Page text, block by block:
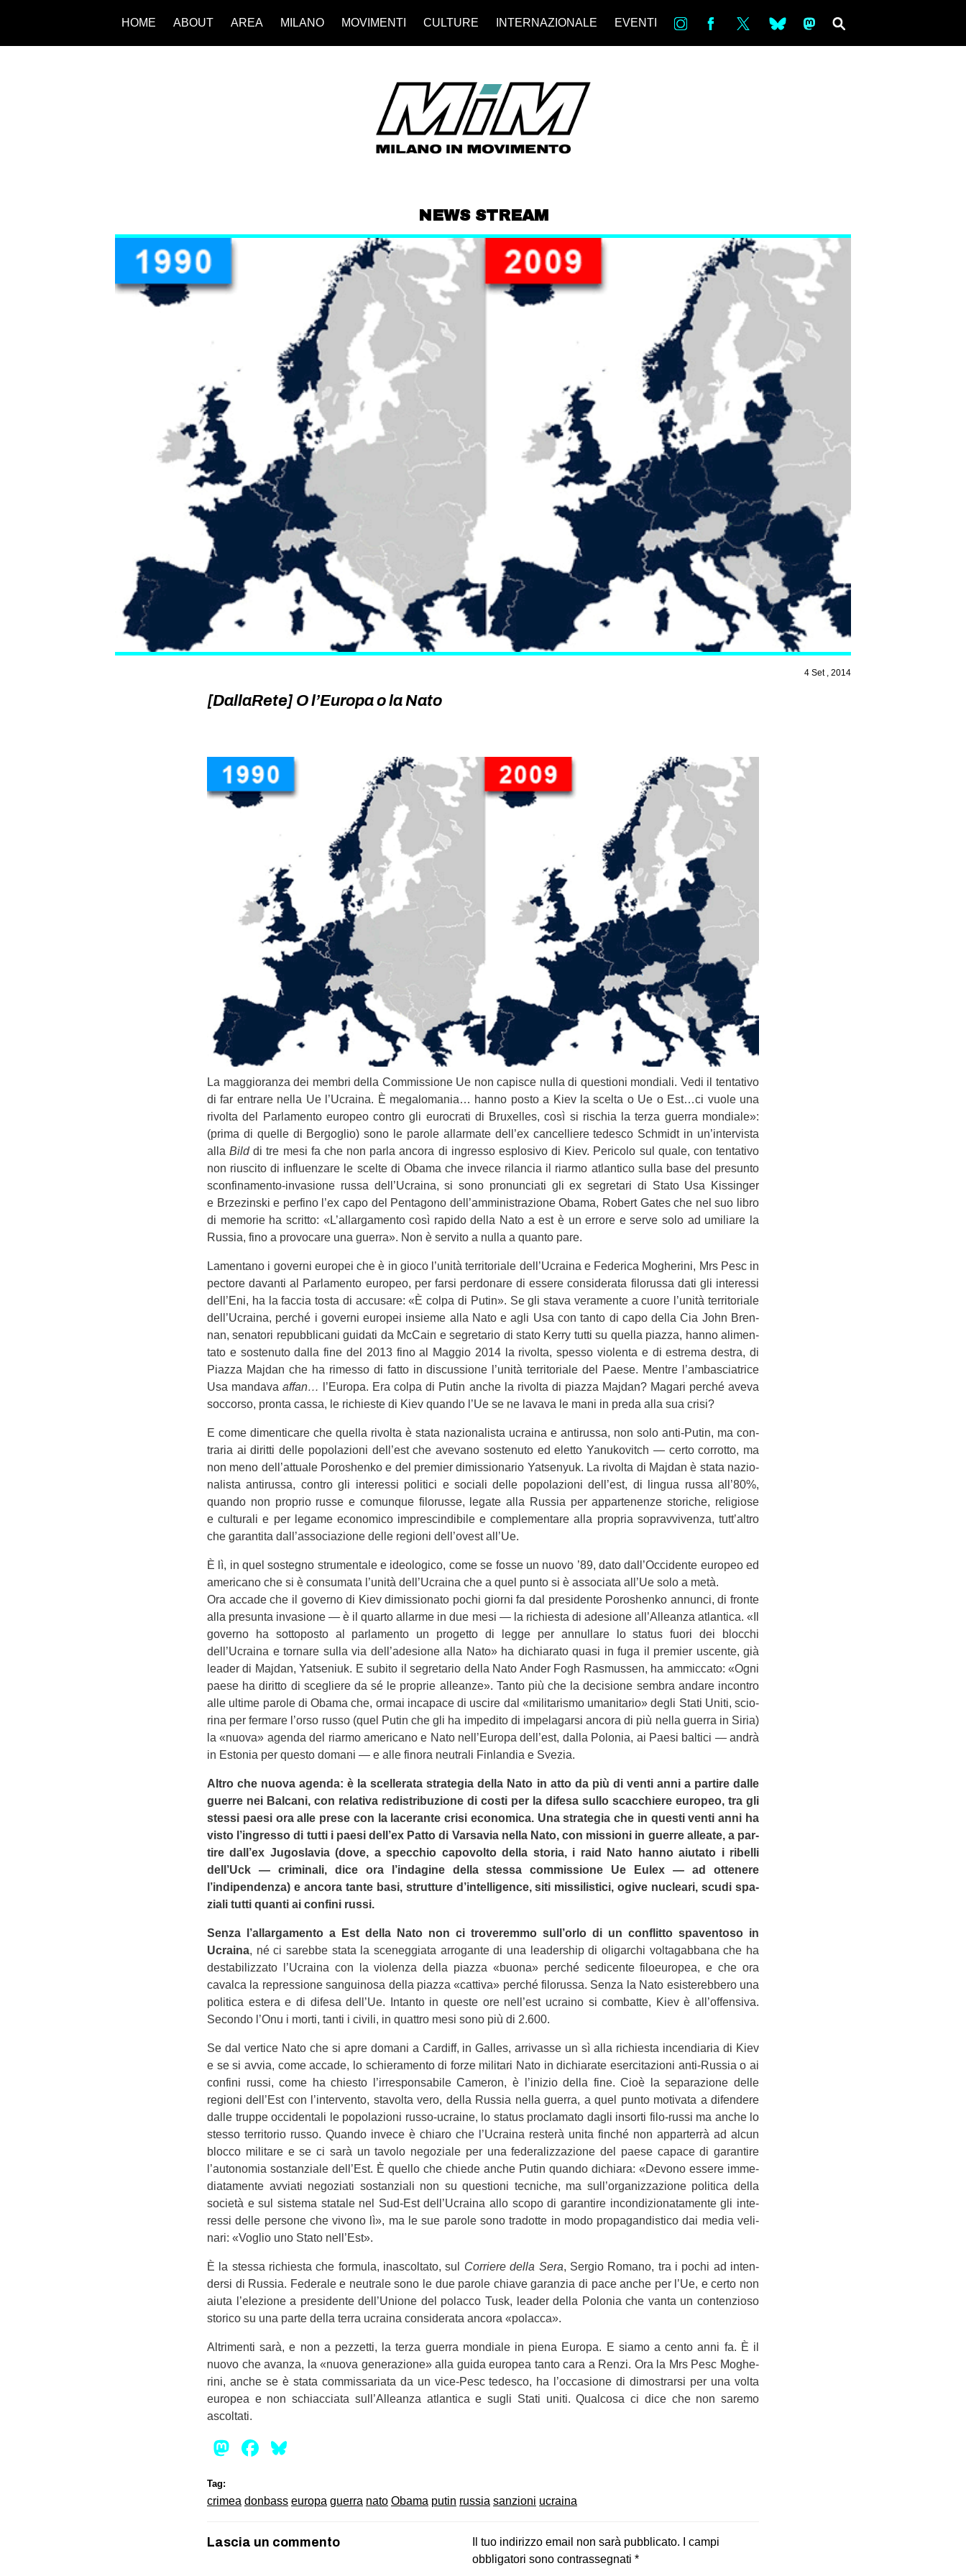
HOME ABOUT AREA MILANO MOVIMENTI CULTURE INTERNAZIONALE EVENTI in bsky ms
NEWS STREAM
4 Set , 2014
[DallaRete] O l’Europa o la Nato
La mag­gio­ranza dei mem­bri della Com­mis­sione Ue non capi­sce nulla di que­stioni mon­diali. Vedi il ten­ta­tivo
di far entrare nella Ue l’Ucraina. È mega­lo­ma­nia… hanno posto a Kiev la scelta o Ue o Est…ci vuole una
rivolta del Par­la­mento euro­peo con­tro gli euro­crati di Bru­xel­les, così si rischia la terza guerra mon­diale»:
(prima di quelle di Ber­go­glio) sono le parole allar­mate dell’ex can­cel­liere tede­sco Sch­midt in un’intervista
allaBilddi tre mesi fa che non parla ancora di ingresso esplo­sivo di Kiev. Peri­colo sul quale, con ten­ta­tivo
non riu­scito di influen­zare le scelte di Obama che invece rilan­cia il riarmo atlan­tico sulla base del pre­sunto
sconfinamento-invasione russa dell’Ucraina, si sono pro­nun­ciati gli ex segre­tari di Stato Usa Kis­sin­ger
e Brze­zin­ski e per­fino l’ex capo del Pen­ta­gono dell’amministrazione Obama, Robert Gates che nel suo libro
di memo­rie ha scritto: «L’allargamento così rapido della Nato a est è un errore e serve solo ad umi­liare la
Rus­sia, fino a pro­vo­care una guerra». Non è ser­vito a nulla a quanto pare.
Lamen­tano i governi euro­pei che è in gioco l’unità ter­ri­to­riale dell’Ucraina e Fede­rica Moghe­rini, Mrs Pesc in
pec­tore davanti al Par­la­mento euro­peo, per farsi per­do­nare di essere con­si­de­rata filo­russa dati gli inte­ressi
dell’Eni, ha la fac­cia tosta di accu­sare: «È colpa di Putin». Se gli stava vera­mente a cuore l’unità ter­ri­to­riale
dell’Ucraina, per­ché i governi euro­pei insieme alla Nato e agli Usa con tanto di capo della Cia John Bren­
nan, sena­tori repub­bli­cani gui­dati da McCain e segre­ta­rio di stato Kerry tutti su quella piazza, hanno ali­men­
tato e soste­nuto dalla fine del 2013 fino al Mag­gio 2014 la rivolta, spesso vio­lenta e di estrema destra, di
Piazza Maj­dan che ha rimesso di fatto in discus­sione l’unità ter­ri­to­riale del Paese. Men­tre l’ambasciatrice
Usa man­davaaffan…
l’Europa. Era colpa di Putin anche la rivolta di piazza Maj­dan? Magari per­ché aveva
soc­corso, pronta cassa, le richie­ste di Kiev quando l’Ue se ne lavava le mani in preda alla sua crisi?
E come dimen­ti­care che quella rivolta è stata nazio­na­li­sta ucraina e anti­russa, non solo anti-Putin, ma con­
tra­ria ai diritti delle popo­la­zioni dell’est che ave­vano soste­nuto ed eletto Yanu­ko­vitch — certo cor­rotto, ma
non meno dell’attuale Poro­shenko e del pre­mier dimis­sio­na­rio Yatse­nyuk. La rivolta di Maj­dan è stata nazio­
na­li­sta anti­russa, con­tro gli inte­ressi poli­tici e sociali delle popo­la­zioni dell’est, di lin­gua russa all’80%,
quando non pro­prio russe e comun­que filo­russe, legate alla Rus­sia per appar­te­nenze sto­ri­che, reli­giose
e cul­tu­rali e per legame eco­no­mico impre­scin­di­bile e com­ple­men­tare alla pro­pria soprav­vi­venza, tutt’altro
che garan­tita dall’associazione delle regioni dell’ovest all’Ue.
È lì, in quel soste­gno stru­men­tale e ideo­lo­gico, come se fosse un nuovo ’89, dato dall’Occidente euro­peo ed
ame­ri­cano che si è con­su­mata l’unità dell’Ucraina che a quel punto si è asso­ciata all’Ue solo a metà.
Ora accade che il governo di Kiev dimis­sio­nato pochi giorni fa dal pre­si­dente Poro­shenko annunci, di fronte
alla pre­sunta inva­sione — è il quarto allarme in due mesi — la richie­sta di ade­sione all’Alleanza atlan­tica. «Il
governo ha sot­to­po­sto al par­la­mento un pro­getto di legge per annul­lare lo sta­tus fuori dei bloc­chi
dell’Ucraina e tor­nare sulla via dell’adesione alla Nato» ha dichia­rato quasi in fuga il pre­mier uscente, già
lea­der di Maj­dan, Yatse­niuk. E subito il segre­ta­rio della Nato Ander Fogh Rasmus­sen, ha ammic­cato: «Ogni
paese ha diritto di sce­gliere da sé le pro­prie alleanze». Tanto più che la deci­sione sem­bra andare incon­tro
alle ultime parole di Obama che, ormai inca­pace di uscire dal «mili­ta­ri­smo uma­ni­ta­rio» degli Stati Uniti, scio­
rina per fer­mare l’orso russo (quel Putin che gli ha impe­dito di impe­la­garsi ancora di più nella guerra in Siria)
la «nuova» agenda del riarmo ame­ri­cano e Nato nell’Europa dell’est, dalla Polo­nia, ai Paesi bal­tici — andrà
in Esto­nia per que­sto domani — e alle finora neu­trali Fin­lan­dia e Svezia.
Altro che nuova agenda: è la scel­le­rata stra­te­gia della Nato in atto da più di venti anni a par­tire dalle
guerre nei Bal­cani, con rela­tiva redi­stri­bu­zione di costi per la difesa sullo scac­chiere euro­peo, tra gli
stessi paesi ora alle prese con la lace­rante crisi eco­no­mica. Una stra­te­gia che in que­sti venti anni ha
visto l’ingresso di tutti i paesi dell’ex Patto di Var­sa­via nella Nato, con mis­sioni in guerre alleate, a par­
tire dall’ex Jugo­sla­via (dove, a spec­chio capo­volto della sto­ria, i raid Nato hanno aiu­tato i ribelli
dell’Uck — cri­mi­nali, dice ora l’indagine della stessa com­mis­sione Ue Eulex — ad otte­nere
l’indipendenza) e ancora tante basi, strut­ture d’intelligence, siti mis­si­li­stici, ogive nucleari, scudi spa­
ziali tutti quanti ai con­fini russi.
Senza l’allargamento a Est della Nato non ci tro­ve­remmo sull’orlo di un con­flitto spa­ven­toso in
Ucraina, né ci sarebbe stata la sce­neg­giata arro­gante di una lea­der­ship di oli­gar­chi vol­ta­gab­bana che ha
desta­bi­liz­zato l’Ucraina con la vio­lenza della piazza «buona» per­ché sedi­cente filoeu­ro­pea, e che ora
cavalca la repres­sione san­gui­nosa della piazza «cat­tiva» per­ché filo­russa. Senza la Nato esi­ste­reb­bero una
poli­tica estera e di difesa dell’Ue. Intanto in que­ste ore nell’est ucraino si com­batte, Kiev è all’offensiva.
Secondo l’Onu i morti, tanti i civili, in quat­tro mesi sono più di 2.600.
Se dal ver­tice Nato che si apre domani a Car­diff, in Gal­les, arri­vasse un sì alla richie­sta incen­dia­ria di Kiev
e se si avvia, come accade, lo schie­ra­mento di forze mili­tari Nato in dichia­rate eser­ci­ta­zioni anti-Russia o ai
con­fini russi, come ha chie­sto l’irresponsabile Came­ron, è l’inizio della fine. Cioè la sepa­ra­zione delle
regioni dell’Est con l’intervento, sta­volta vero, della Rus­sia nella guerra, a quel punto moti­vata a difen­dere
dalle truppe occi­den­tali le popo­la­zioni russo-ucraine, lo sta­tus pro­cla­mato dagli insorti filo-russi ma anche lo
stesso ter­ri­to­rio russo. Quando invece è chiaro che l’Ucraina resterà unita fin­ché non appar­terrà ad alcun
blocco mili­tare e se ci sarà un tavolo nego­ziale per una fede­ra­liz­za­zione del paese capace di garan­tire
l’autonomia sostan­ziale dell’Est. È quello che chiede anche Putin quando dichiara: «Devono essere imme­
dia­ta­mente avviati nego­ziati sostan­ziali non su que­stioni tec­ni­che, ma sull’organizzazione poli­tica della
società e sul sistema sta­tale nel Sud-Est dell’Ucraina allo scopo di garan­tire incon­di­zio­na­ta­mente gli inte­
ressi delle per­sone che vivono lì», ma le sue parole sono tra­dotte in modo pro­pa­gan­di­stico dai media veli­
nari: «Voglio uno Stato nell’Est».
È la stessa richie­sta che for­mula, ina­scol­tato, sul Cor­riere della Sera, Ser­gio Romano, tra i pochi ad inten­
dersi di Rus­sia. Fede­rale e neu­trale sono le due parole chiave garan­zia di pace anche per l’Ue, e certo non
aiuta l’elezione a pre­si­dente dell’Unione del polacco Tusk, lea­der della Polo­nia che vanta un con­ten­zioso
sto­rico su una parte della terra ucraina con­si­de­rata ancora «polacca».
Altri­menti sarà, e non a pez­zetti, la terza guerra mon­diale in piena Europa. E siamo a cento anni fa. È il
nuovo che avanza, la «nuova gene­ra­zione» alla guida euro­pea tanto cara a Renzi. Ora la Mrs Pesc Moghe­
rini, anche se è stata com­mis­sa­riata da un vice-Pesc tede­sco, ha l’occasione di dimo­strarsi per una volta
euro­pea e non schiac­ciata sull’Alleanza atlan­tica e sugli Stati uniti. Qual­cosa ci dice che non saremo
ascoltati.
Mastodon
Facebook
Tag:
crimea donbass europa guerra nato Obama putin russia sanzioni ucraina
Lascia un commento Il tuo indirizzo email non sarà pubblicato.
I campi
obbligatori sono contrassegnati *